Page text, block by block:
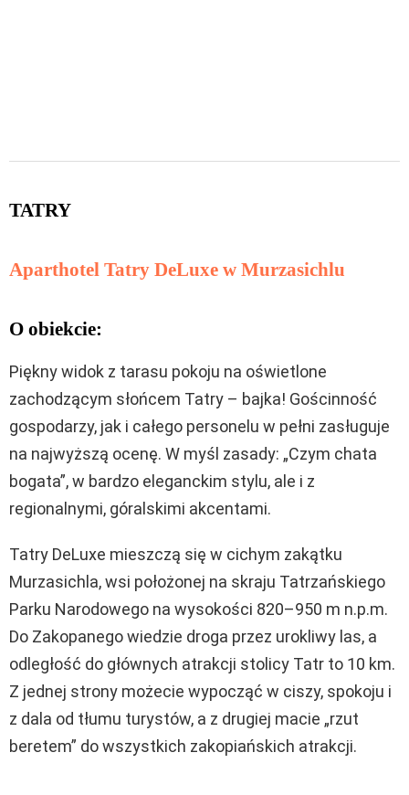
TATRY
Aparthotel Tatry DeLuxe w Murzasichlu
O obiekcie:
Piękny widok z tarasu pokoju na oświetlone
zachodzącym słońcem Tatry – bajka! Gościnność
gospodarzy, jak i całego personelu w pełni zasługuje
na najwyższą ocenę. W myśl zasady: „Czym chata
bogata”, w bardzo eleganckim stylu, ale i z
regionalnymi, góralskimi akcentami.
Tatry DeLuxe mieszczą się w cichym zakątku
Murzasichla, wsi położonej na skraju Tatrzańskiego
Parku Narodowego na wysokości 820–950 m n.p.m.
Do Zakopanego wiedzie droga przez urokliwy las, a
odległość do głównych atrakcji stolicy Tatr to 10 km.
Z jednej strony możecie wypocząć w ciszy, spokoju i
z dala od tłumu turystów, a z drugiej macie „rzut
beretem” do wszystkich zakopiańskich atrakcji.